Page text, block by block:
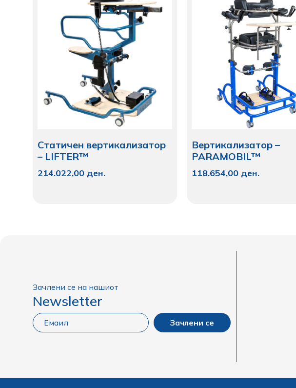
Статичен вертикализатор
– LIFTER™
214.022,00 ден.
Вертикализатор –
PARAMOBIL™
118.654,00 ден.
Зачлени се на нашиот
Newsletter
Зачлени се